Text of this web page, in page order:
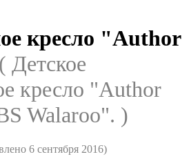
кресло "Author
( Детское
кресло "Author
Walaroo". )
6 сентября 2016)